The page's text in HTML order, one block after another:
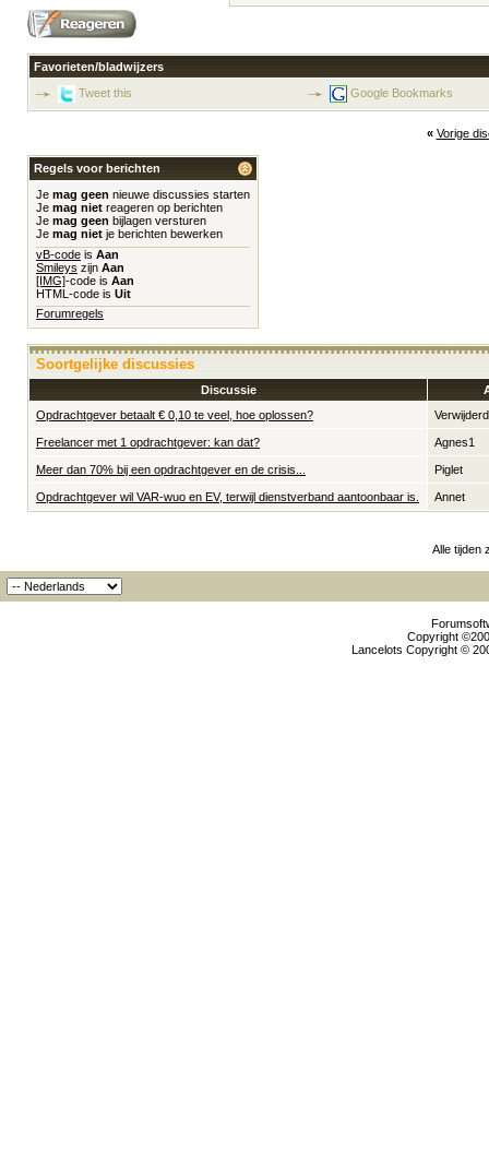
Favorieten/bladwijzers
Tweet this
Google Bookmarks
« Vorige
Regels voor berichten
Je mag geen nieuwe discussies starten
Je mag niet reageren op berichten
Je mag geen bijlagen versturen
Je mag niet je berichten bewerken
vB-code is Aan
Smileys zijn Aan
[IMG]-code is Aan
HTML-code is Uit
Forumregels
Soortgelijke discussies
Discussie
Opdrachtgever betaalt € 0,10 te veel, hoe oplossen?
Freelancer met 1 opdrachtgever: kan dat? Agnes1
Meer dan 70% bij een opdrachtgever en de crisis... Piglet
Opdrachtgever wil VAR-wuo en EV, terwijl dienstverband aantoonbaar is. Annet
Alle tijden
Copyright
Lancelots Copyright ©